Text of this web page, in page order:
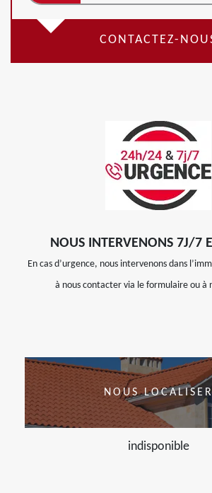
CONTACTEZ-
NOUS INTERVENONS 7J/7
En cas d’urgence, nous intervenons dans
à nous contacter via le formulaire ou à
NOUS
indisponible